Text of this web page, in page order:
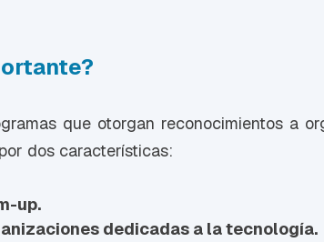
que otorgan reconocimientos a
dos características:
up.
dedicadas a la tecnología.